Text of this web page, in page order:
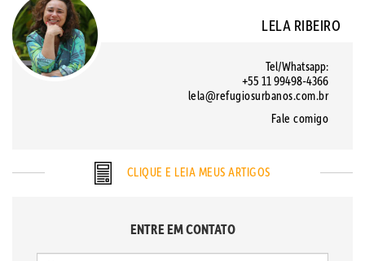
LELA RIBEIRO
Tel/Whatsapp:
+55 11 99498-4366
lela@refugiosurbanos.com.br
Fale comigo
CLIQUE E LEIA MEUS ARTIGOS
ENTRE EM CONTATO